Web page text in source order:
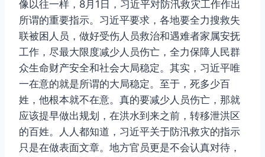
像以往一样，8月1日，习近平对防汛救灾工作作出
所谓的重要指示。习近平要求，各地要全力搜救失
联被困人员，做好受伤人员救治和遇难者家属安抚
工作，尽最大限度减少人员伤亡，全力保障人民群
众生命财产安全和社会大局稳定。其实，习近平唯
一在意的就是所谓的大局稳定。至于，死多少百
姓，他根本就不在意。真的要减少人员伤亡，那就
应该提早做出规划，在洪水到来之前，转移泄洪区
的百姓。人人都知道，习近平关于防汛救灾的指示
只是在做表面文章。地方官员更是不会认真对待，